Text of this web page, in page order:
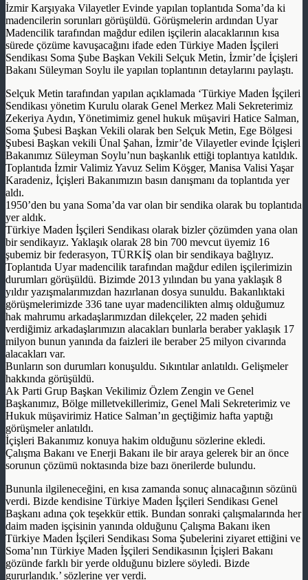
İzmir Karşıyaka Vilayetler Evinde yapılan toplantıda Soma’da ki
madencilerin sorunları görüşüldü. Görüşmelerin ardından Uyar
Madencilik tarafından mağdur edilen işçilerin alacaklarının kısa
sürede çözüme kavuşacağını ifade eden Türkiye Maden İşçileri
Sendikası Soma Şube Başkan Vekili Selçuk Metin, İzmir’de İçişleri
Bakanı Süleyman Soylu ile yapılan toplantının detaylarını paylaştı.
Selçuk Metin tarafından yapılan açıklamada ‘Türkiye Maden İşçileri
Sendikası yönetim Kurulu olarak Genel Merkez Mali Sekreterimiz
Zekeriya Aydın, Yönetimimiz genel hukuk müşaviri Hatice Salman,
Soma Şubesi Başkan Vekili olarak ben Selçuk Metin, Ege Bölgesi
Şubesi Başkan vekili Ünal Şahan, İzmir’de Vilayetler evinde İçişleri
Bakanımız Süleyman Soylu’nun başkanlık ettiği toplantıya katıldık.
Toplantıda İzmir Valimiz Yavuz Selim Köşger, Manisa Valisi Yaşar
Karadeniz, İçişleri Bakanımızın basın danışmanı da toplantıda yer
aldı.
1950’den bu yana Soma’da var olan bir sendika olarak bu toplantıda
yer aldık.
Türkiye Maden İşçileri Sendikası olarak bizler çözümden yana olan
bir sendikayız. Yaklaşık olarak 28 bin 700 mevcut üyemiz 16
şubemiz bir federasyon, TÜRKİŞ olan bir sendikaya bağlıyız.
Toplantıda Uyar madencilik tarafından mağdur edilen işçilerimizin
durumları görüşüldü. Bizimde 2013 yılından bu yana yaklaşık 8
yıldır yazışmalarımızdan hazırlanan dosya sunuldu. Bakanlıktaki
görüşmelerimizde 336 tane uyar madencilikten almış olduğumuz
hak mahrumu arkadaşlarımızdan dilekçeler, 22 maden şehidi
verdiğimiz arkadaşlarımızın alacakları bunlarla beraber yaklaşık 17
milyon bunun yanında da faizleri ile beraber 25 milyon civarında
alacakları var.
Bunların son durumları konuşuldu. Sıkıntılar anlatıldı. Gelişmeler
hakkında görüşüldü.
Ak Parti Grup Başkan Vekilimiz Özlem Zengin ve Genel
Başkanımız, Bölge milletvekillerimiz, Genel Mali Sekreterimiz ve
Hukuk müşavirimiz Hatice Salman’ın geçtiğimiz hafta yaptığı
görüşmeler anlatıldı.
İçişleri Bakanımız konuya hakim olduğunu sözlerine ekledi.
Çalışma Bakanı ve Enerji Bakanı ile bir araya gelerek bir an önce
sorunun çözümü noktasında bize bazı önerilerde bulundu.
Bununla ilgileneceğini, en kısa zamanda sonuç alınacağının sözünü
verdi. Bizde kendisine Türkiye Maden İşçileri Sendikası Genel
Başkanı adına çok teşekkür ettik. Bundan sonraki çalışmalarında her
daim maden işçisinin yanında olduğunu Çalışma Bakanı iken
Türkiye Maden İşçileri Sendikası Soma Şubelerini ziyaret ettiğini ve
Soma’nın Türkiye Maden İşçileri Sendikasının İçişleri Bakanı
gözünde farklı bir yerde olduğunu bizlere söyledi. Bizde
gururlandık.’ sözlerine yer verdi.